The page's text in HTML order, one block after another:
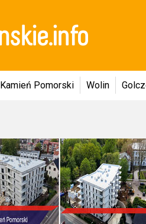
Kamień Pomorski Wolin